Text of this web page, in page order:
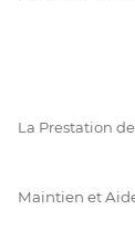
La Prestation
Maintien et